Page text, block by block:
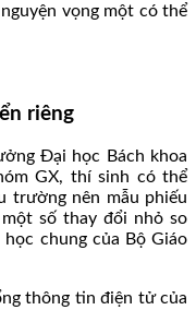
vọng một có thể
riêng
Đại học Bách khoa
GX, thí sinh có thể
trường nên mẫu phiếu
số thay đổi nhỏ so
chung của Bộ Giáo
thông tin điện tử của